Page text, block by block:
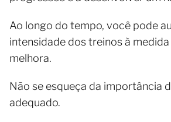
Ao longo do tempo, você pode
intensidade dos treinos à
melhora.
Não se esqueça da importância
adequado.